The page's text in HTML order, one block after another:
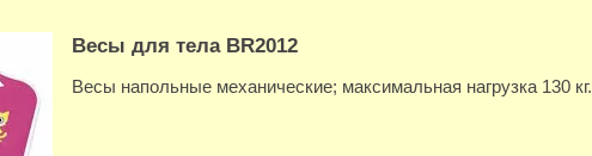
Весы для тела BR2012
Весы напольные механические; максимальная нагрузка 130 кг.